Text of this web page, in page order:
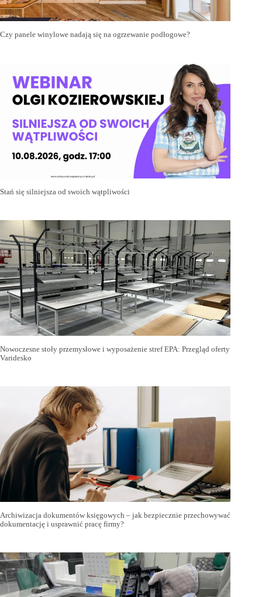
Czy panele winylowe nadają się na ogrzewanie podłogowe?
Stań się silniejsza od swoich wątpliwości
Nowoczesne stoły przemysłowe i wyposażenie stref EPA: Przegląd oferty
Varidesko
Archiwizacja dokumentów księgowych – jak bezpiecznie przechowywać
dokumentację i usprawnić pracę firmy?